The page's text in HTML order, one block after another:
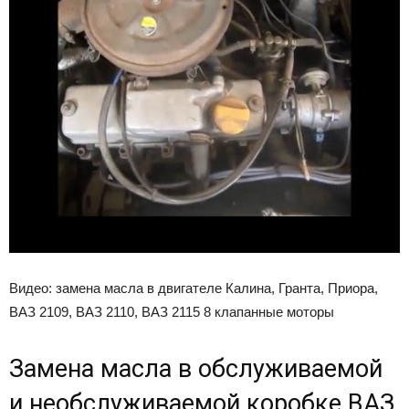
Видео: замена масла в двигателе Калина, Гранта, Приора,
ВАЗ 2109, ВАЗ 2110, ВАЗ 2115 8 клапанные моторы
Замена масла в обслуживаемой